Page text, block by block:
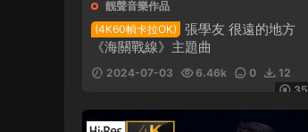
靓聲音樂作品
(4K60幀卡拉OK)
張學友 很遠的地方
《海關戰線》主題曲
2024-07-03 6.46k 0
12
35